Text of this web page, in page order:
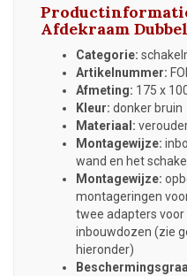
Afdekraam
Categorie:
Artikelnummer:
Afmeting: 175 x
Kleur: donker bruin
Materiaal:
Montagewijze:
wand en het
Montagewijze:
montageringen
twee adapters
inbouwdozen (zie
hieronder)